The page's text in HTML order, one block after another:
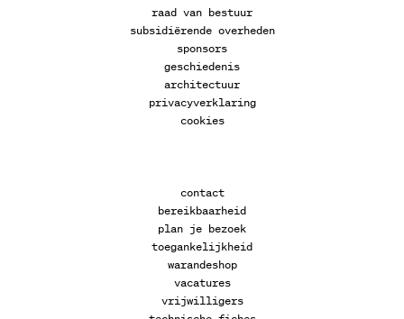
raad van bestuur
subsidiërende overheden
sponsors
geschiedenis
architectuur
privacyverklaring
cookies
contact
bereikbaarheid
plan je bezoek
toegankelijkheid
warandeshop
vacatures
vrijwilligers